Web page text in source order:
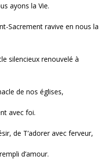
ayons la Vie.
Sacrement ravive en nous la
silencieux renouvelé à
de nos églises,
avec foi.
de T’adorer avec ferveur,
d’amour.